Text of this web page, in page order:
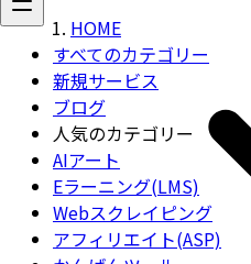
すべてのカテゴリー
新規サービス
ブログ
人気のカテゴリー
AIアート
Eラーニング(LMS)
Webスクレイピング
アフィリエイト(ASP)
HOME